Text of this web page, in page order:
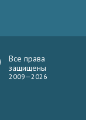
Все права
защищены
2009—2026